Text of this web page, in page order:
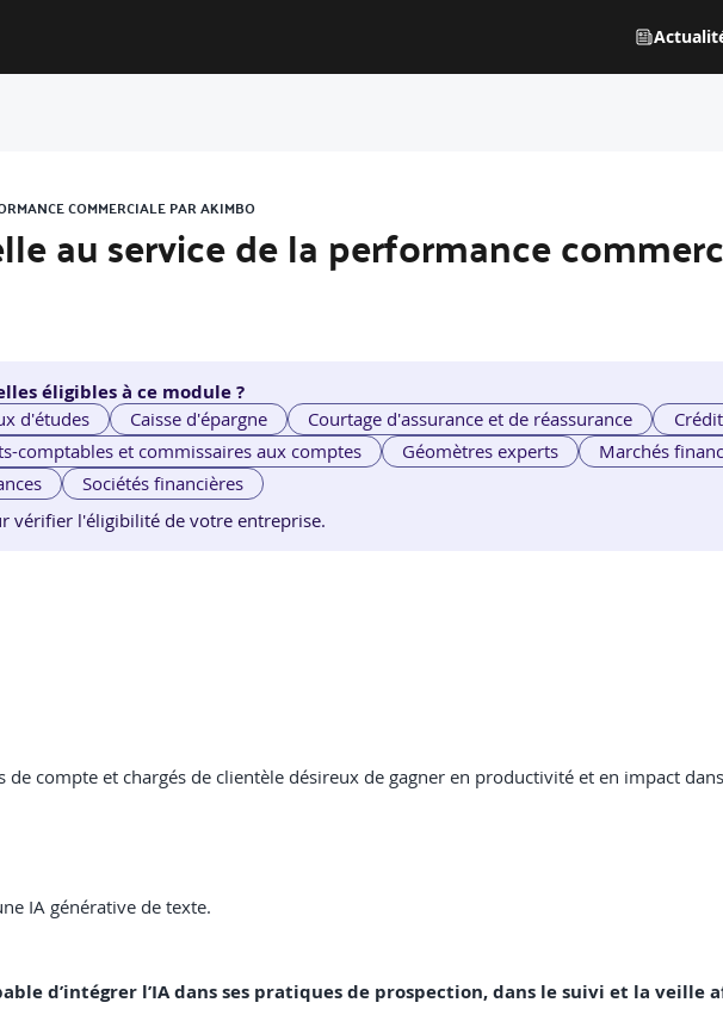
COMMERCIALE PAR AKIMBO
au service de la performance
éligibles à ce module ?
d'études Caisse d'épargne Courtage d'assurance et de réassurance
comptables et commissaires aux comptes Géomètres experts
Marchés
Sociétés financières
vérifier l'éligibilité de votre entreprise.
de compte et chargés de clientèle désireux de gagner en productivité et en impact
IA générative de texte.
d’intégrer l’IA dans ses pratiques de prospection, dans le suivi et la veille